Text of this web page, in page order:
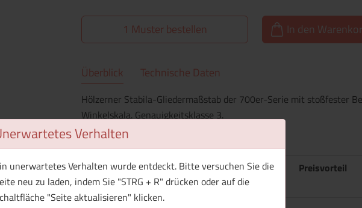
Verhalten
unerwartetes Verhalten wurde entdeckt. Bitte versuchen Sie die
neu zu laden, indem Sie "STRG + R" drücken oder auf die
"Seite aktualisieren" klicken.
1 Muster bestellen In den
Überblick Technische Daten
Hölzerner Stabila-Gliedermaßstab der 700er-Serie mit stoßfester
Winkelskala. Genauigkeitsklasse 3.
Menge
Preis / Stück
Netto
Brutto
Preisvorteil